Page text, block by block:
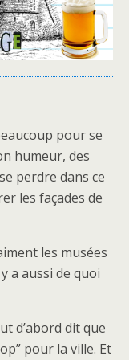
pour se
humeur, des
perdre dans ce
les façades de
les musées
a aussi de quoi
d’abord dit que
pour la ville. Et